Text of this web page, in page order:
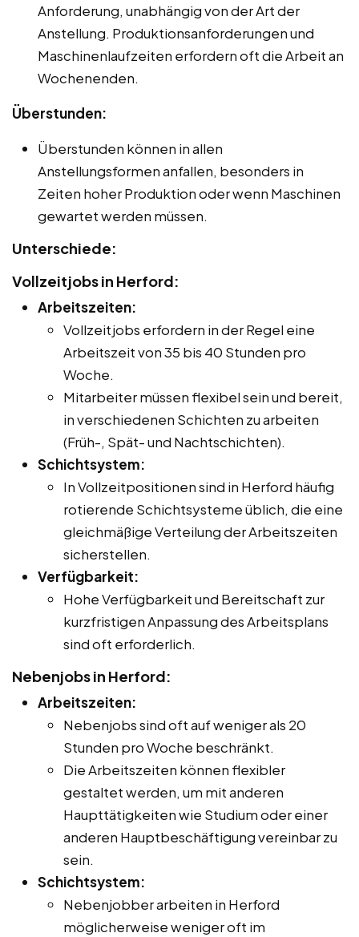
Anforderung, unabhängig von der Art der
Anstellung. Produktionsanforderungen und
Maschinenlaufzeiten erfordern oft die Arbeit an
Wochenenden.
Überstunden:
Überstunden können in allen
Anstellungsformen anfallen, besonders in
Zeiten hoher Produktion oder wenn Maschinen
gewartet werden müssen.
Unterschiede:
Vollzeitjobs in Herford:
Arbeitszeiten:
Vollzeitjobs erfordern in der Regel eine
Arbeitszeit von 35 bis 40 Stunden pro
Woche.
Mitarbeiter müssen flexibel sein und bereit,
in verschiedenen Schichten zu arbeiten
(Früh-, Spät- und Nachtschichten).
Schichtsystem:
In Vollzeitpositionen sind in Herford häufig
rotierende Schichtsysteme üblich, die eine
gleichmäßige Verteilung der Arbeitszeiten
sicherstellen.
Verfügbarkeit:
Hohe Verfügbarkeit und Bereitschaft zur
kurzfristigen Anpassung des Arbeitsplans
sind oft erforderlich.
Nebenjobs in Herford:
Arbeitszeiten:
Nebenjobs sind oft auf weniger als 20
Stunden pro Woche beschränkt.
Die Arbeitszeiten können flexibler
gestaltet werden, um mit anderen
Haupttätigkeiten wie Studium oder einer
anderen Hauptbeschäftigung vereinbar zu
sein.
Schichtsystem:
Nebenjobber arbeiten in Herford
möglicherweise weniger oft im